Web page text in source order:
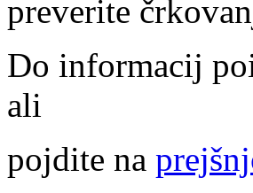
preverite
Do informacij
ali
pojdite na